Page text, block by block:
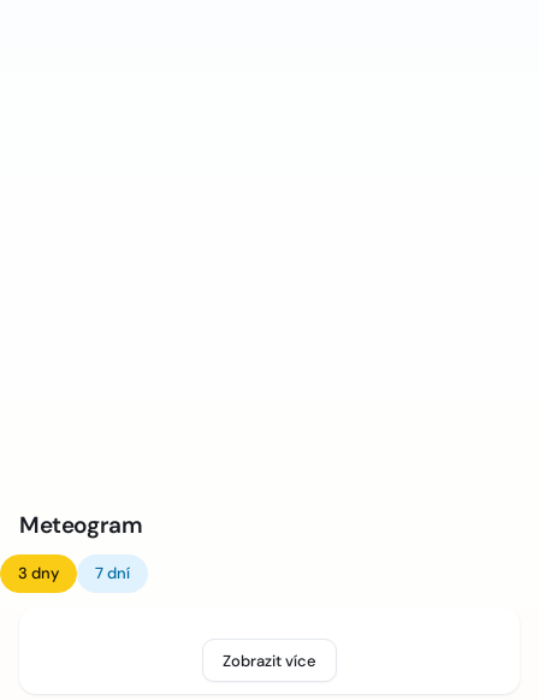
Meteogram
3 dny 7 dní
Zobrazit více